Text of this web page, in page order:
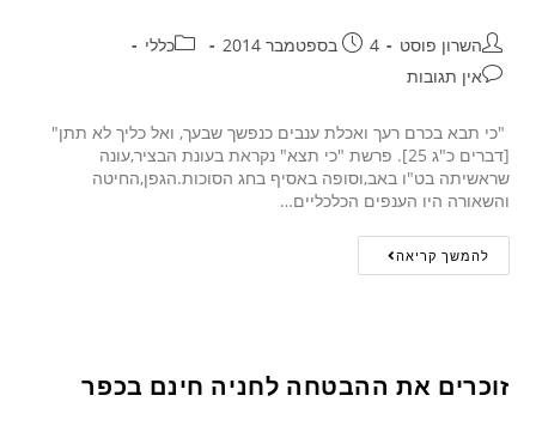
השרון פוסט 4 בספטמבר 2014
כללי
אין תגובות
"כי תבא בכרם רעך ואכלת ענבים כנפשך שבעך, ואל כליך לא תתן"
[דברים כ"ג 25]. פרשת "כי תצא" נקראת בעונת הבציר,עונה
שראשיתה בט"ו באב,וסופה באסיף בחג הסוכות.הגפן,החיטה
והשאורה היו הענפים הכלכליים…
להמשך קריאה
זוכרים את ההבטחה לחניה חינם בכפר